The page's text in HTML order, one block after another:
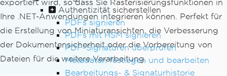
Authentizität sicherstellen
PDFs signieren
PDFs mit HSM signieren
PDF-Signaturen überprüfen
Metadaten festlegen und bearbeiten
Bearbeitungs- & Signaturhistorie
exportiert wird, so dass Sie Rasterisierungsfunktionen in
Ihre .NET-Anwendungen integrieren können. Perfekt für
die Erstellung von Miniaturansichten, die Verbesserung
der Dokumentensicherheit oder die Vorbereitung von
Dateien für die weitere Verarbeitung.